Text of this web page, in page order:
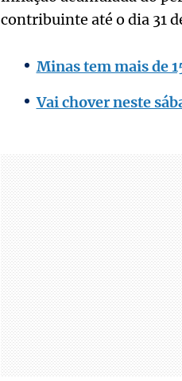
contribuinte até o dia 31
Minas tem mais de
Vai chover neste